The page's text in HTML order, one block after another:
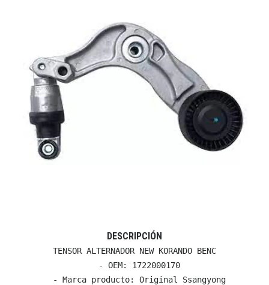
DESCRIPCIÓN
TENSOR ALTERNADOR NEW KORANDO BENC
  - OEM: 1722000170
  - Marca producto: Original Ssangyong